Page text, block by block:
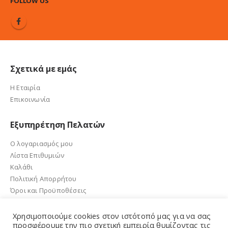
Σχετικά με εμάς
Η Εταιρία
Επικοινωνία
Εξυπηρέτηση Πελατών
Ο λογαριασμός μου
Λίστα Επιθυμιών
Καλάθι
Πολιτική Απορρήτου
Όροι και Προϋποθέσεις
Χρησιμοποιούμε cookies στον ιστότοπό μας για να σας
προσφέρουμε την πιο σχετική εμπειρία θυμίζοντας τις